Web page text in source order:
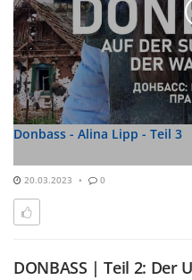
Donbass - Alina Lipp - Teil 3
20.03.2023 0
DONBASS | Teil 2: Der